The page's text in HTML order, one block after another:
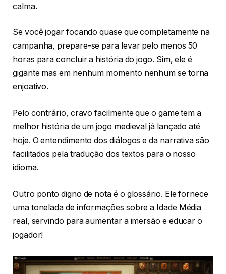
calma.
Se você jogar focando quase que completamente na
campanha, prepare-se para levar pelo menos 50
horas para concluir a história do jogo. Sim, ele é
gigante mas em nenhum momento nenhum se torna
enjoativo.
Pelo contrário, cravo facilmente que o game tem a
melhor história de um jogo medieval já lançado até
hoje. O entendimento dos diálogos e da narrativa são
facilitados pela tradução dos textos para o nosso
idioma.
Outro ponto digno de nota é o glossário. Ele fornece
uma tonelada de informações sobre a Idade Média
real, servindo para aumentar a imersão e educar o
jogador!